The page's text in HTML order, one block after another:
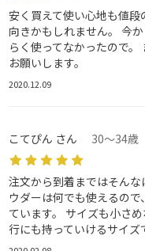
安く買えて使い心地も値
向きかもしれません。 今
らく使ってなかったので。
お願いします。
2020.12.09
こてぴん さん 30～34
注文から到着まではそん
ウダーは何でも使えるの
ています。 サイズも小さ
行にも持っていけるサイズ